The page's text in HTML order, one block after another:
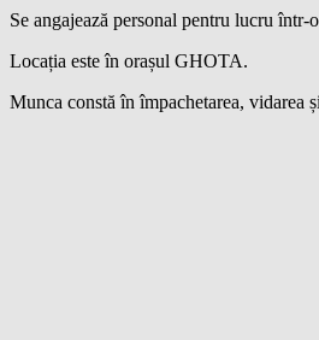
Se angajează personal pentru lucru
Locația este în orașul GHOTA.
Munca constă în împachetarea, vidarea